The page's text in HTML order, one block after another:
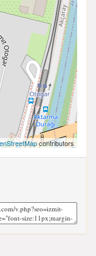
contributors